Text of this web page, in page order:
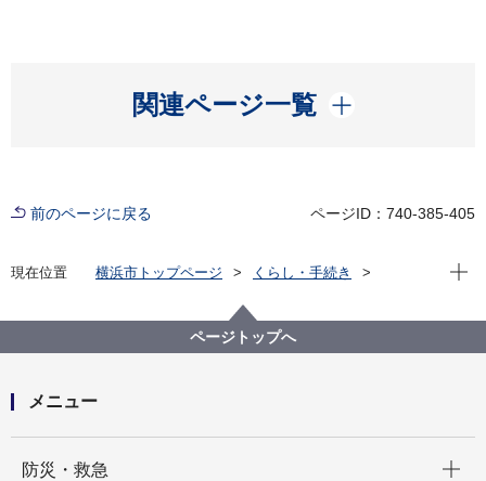
関連ページ一覧
開く
前のページに戻る ページID：740-385-405
現在位置 横浜市トップページ
くらし・手続き
環境活動支援センター
環境活動支援センター見ごろの植物紹介
植物紹介詳細
植物紹介 マーガレットコスモス
現在
ページトップへ
メニュー
防災・救急